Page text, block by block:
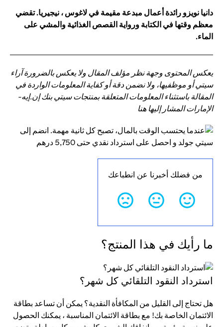
دانيا نويزو رائدة أعمال مبدعة مقيمة في لاغوس ، نيجيريا. تقضي
معظم وقتها في الكتابة ورواية القصص الغذائية والمشي على
الماء.
يعكس المحتوى وجهة نظر مؤلف المقال ولا يعكس بالضرورة آراء
سيتي أو موظفيها، ولا نضمن دقة أو كفاية المعلومات الواردة في
المقالة باستثناء المعلومات المتعلقة بمنتجات سيتي بنك إن.إيه-
الإمارات المشار إليها هنا
من فضلك أخبرنا عن انطباعك
ما رأيك في هذا المنتج؟
استرداد النقود التلقائي كل شهر؟
هل تحتاج إلى القليل من المكافأة النقدية؟ يمكن أن تساعد بطاقة
الائتمان الخاصة بك! مع بطاقة الائتمان المناسبة ، يمكنك الحصول